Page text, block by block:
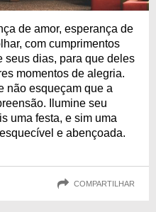
de amor, esperança de
com cumprimentos
seus dias, para que deles
momentos de alegria.
não esqueçam que a
Ilumine seu
uma festa, e sim uma
e abençoada.
COMPARTILHAR